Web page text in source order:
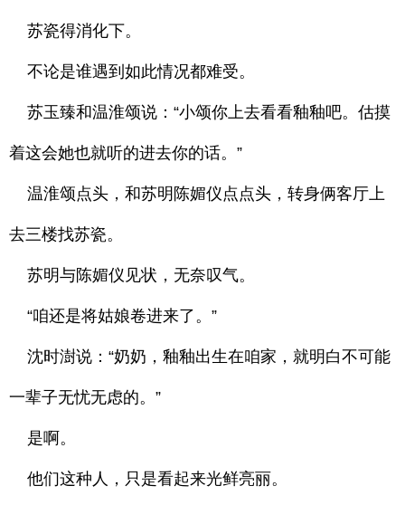
苏瓷得消化下。
不论是谁遇到如此情况都难受。
苏玉臻和温淮颂说：“小颂你上去看看釉釉吧。估摸
着这会她也就听的进去你的话。”
温淮颂点头，和苏明陈媚仪点点头，转身俩客厅上
去三楼找苏瓷。
苏明与陈媚仪见状，无奈叹气。
“咱还是将姑娘卷进来了。”
沈时澍说：“奶奶，釉釉出生在咱家，就明白不可能
一辈子无忧无虑的。”
是啊。
他们这种人，只是看起来光鲜亮丽。